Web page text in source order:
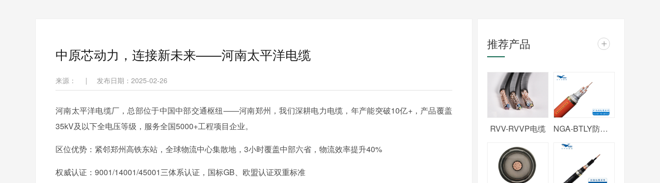
中原芯动力，连接新未来——河南太平洋电缆
来源： | 发布日期：2025-02-26
河南太平洋电缆厂，总部位于中国中部交通枢纽——河南郑州，我们深耕电力电缆，年产能突破10亿+，产品覆盖
35kV及以下全电压等级，服务全国5000+工程项目企业。
区位优势：紧邻郑州高铁东站，全球物流中心集散地，3小时覆盖中部六省，物流效率提升40%
权威认证：9001/14001/45001三体系认证，国标GB、欧盟认证双重标准
推荐产品 +
RVV-RVVP电缆 NGA-BTLY防火电缆